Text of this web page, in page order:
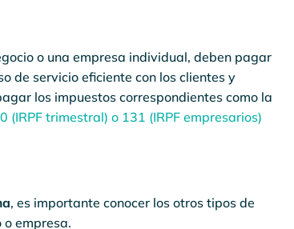
o una empresa individual, deben pagar
de servicio eficiente con los clientes y
los impuestos correspondientes como la
(IRPF trimestral) o 131 (IRPF empresarios)
, es importante conocer los otros tipos de
empresa.